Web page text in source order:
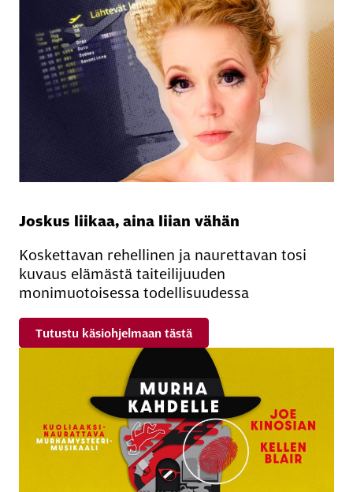
Joskus liikaa, aina liian vähän
Koskettavan rehellinen ja naurettavan tosi
kuvaus elämästä taiteilijuuden
monimuotoisessa todellisuudessa
Tutustu käsiohjelmaan tästä